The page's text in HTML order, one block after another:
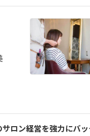
ロン経営を強力にバ